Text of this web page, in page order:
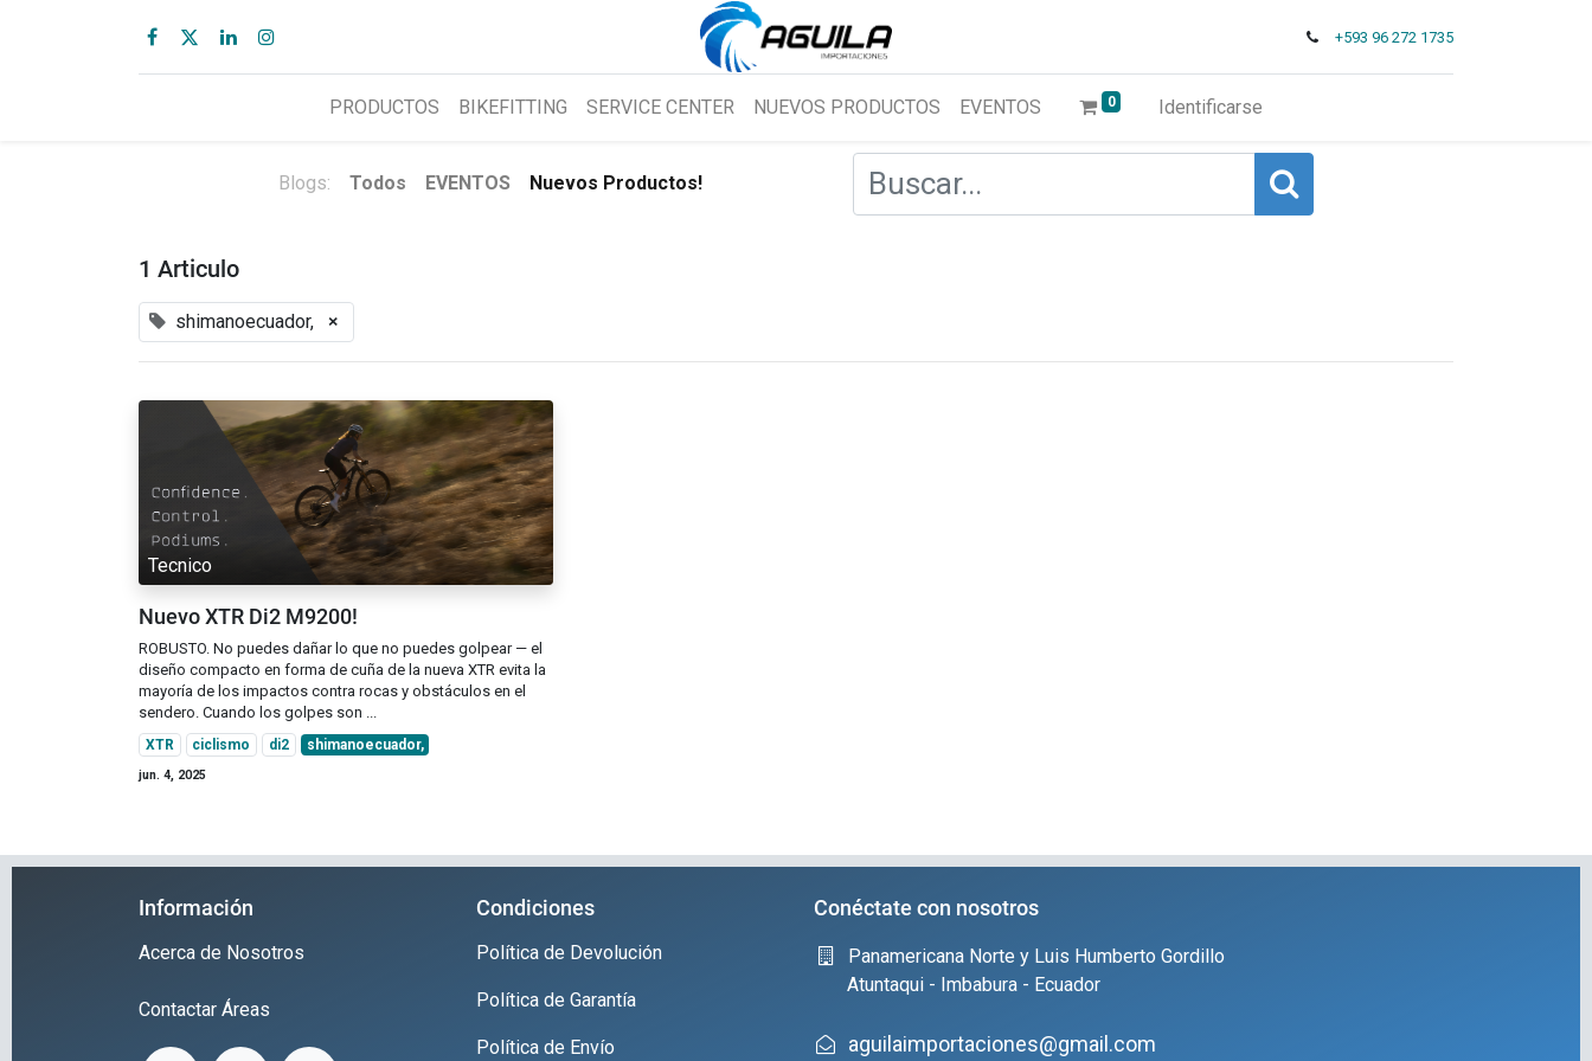
+593 96 272 1735
PRODUCTOS BIKEFITTING SERVICE CENTER NUEVOS PRODUCTOS EVENTOS 0 Identificarse
Blogs: Todos EVENTOS Nuevos Productos!
1 Articulo
shimanoecuador, ×
Tecnico
Nuevo XTR Di2 M9200!
ROBUSTO. No puedes dañar lo que no puedes golpear — el
diseño compacto en forma de cuña de la nueva XTR evita la
mayoría de los impactos contra rocas y obstáculos en el
sendero. Cuando los golpes son ...
XTR ciclismo di2 shimanoecuador,
jun. 4, 2025
Información
Acerca de Nosotros
Contactar Áreas
Condiciones
Política de Devolución
Política de Garantía
Política de Envío
Conéctate con nosotros
Panamericana Norte y Luis Humberto Gordillo
Atuntaqui - Imbabura - Ecuador
aguilaimportaciones@gmail.com